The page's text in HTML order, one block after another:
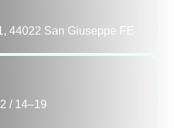
44022 San Giuseppe FE
/ 14–19